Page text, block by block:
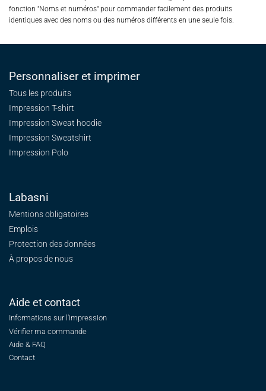
fonction "Noms et numéros" pour commander facilement des produits
identiques avec des noms ou des numéros différents en une seule fois.
Personnaliser et imprimer
Tous les produits
Impression T-shirt
Impression Sweat hoodie
Impression Sweatshirt
Impression Polo
Labasni
Mentions obligatoires
Emplois
Protection des données
À propos de nous
Aide et contact
Informations sur l'impression
Vérifier ma commande
Aide & FAQ
Contact